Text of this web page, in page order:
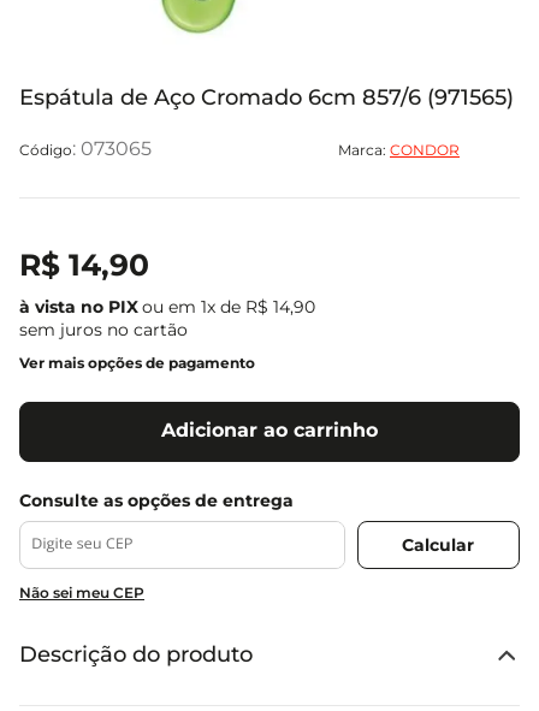
Espátula de Aço Cromado 6cm 857/6 (971565)
: 073065 Marca: CONDOR
R$ 14,90
ou em 1x de R$ 14,90
sem juros no cartão
Ver mais opções de pagamento
Adicionar ao carrinho
Não sei meu CEP
Descrição do produto